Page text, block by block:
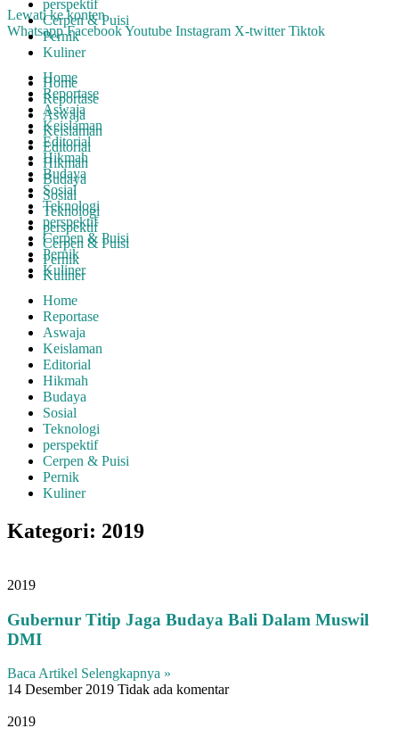
Lewati ke konten
Whatsapp FacebookYoutube Instagram X-twitter Tiktok
Home
Reportase
Aswaja
Keislaman
Editorial
Hikmah
Budaya
Sosial
Teknologi
perspektif
Cerpen & Puisi
Pernik
Kuliner
Home
Reportase
Aswaja
Keislaman
Editorial
Hikmah
Budaya
Sosial
Teknologi
perspektif
Cerpen & Puisi
Pernik
Kuliner
perspektif
Cerpen & Puisi
Pernik
Kuliner
Home
Reportase
Aswaja
Keislaman
Editorial
Hikmah
Budaya
Sosial
Teknologi
perspektif
Cerpen & Puisi
Pernik
Kuliner
Kategori: 2019
2019
Gubernur Titip Jaga Budaya Bali Dalam Muswil
DMI
Baca Artikel Selengkapnya »
14 Desember 2019 Tidak ada komentar
2019